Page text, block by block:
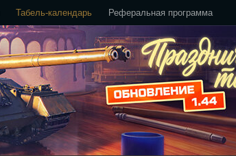
Табель-календарь Реферальная программа